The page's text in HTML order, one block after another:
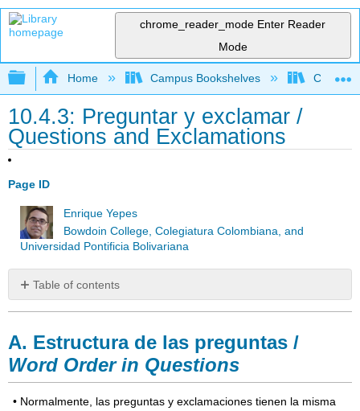
chrome_reader_mode Enter Reader
Mode
Expand/collapse global hierarchy
Home Campus Bookshelves Cañada
10.4.3: Preguntar y exclamar /
Questions and Exclamations
Page ID
Enrique Yepes
Bowdoin College, Colegiatura Colombiana, and
Universidad Pontificia Bolivariana
Table of contents
de
preguntas
Word
A. Estructura de las preguntas /
Word Order in Questions
• Normalmente, las preguntas y exclamaciones tienen la misma